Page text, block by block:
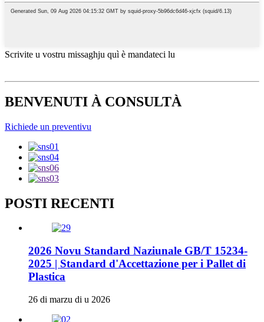
Scrivite u vostru missaghju quì è mandateci lu
BENVENUTI À CONSULTÀ
Richiede un preventivu
POSTI RECENTI
2026 Novu Standard Naziunale GB/T 15234-
2025 | Standard d'Accettazione per i Pallet di
Plastica
26 di marzu di u 2026